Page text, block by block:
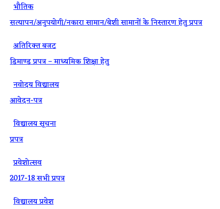
भौतिक
सत्यापन/अनुपयोगी/नकारा सामान/बेशी सामानों के निस्तारण हेतु प्रपत्र
अतिरिक्त बजट
डिमाण्ड प्रपत्र – माध्यमिक शिक्षा हेतु
नवोदय विद्यालय
आवेदन-पत्र
विद्यालय सूचना
प्रपत्र
प्रवेशोत्सव
2017-18 सभी प्रपत्र
विद्यालय प्रवेश